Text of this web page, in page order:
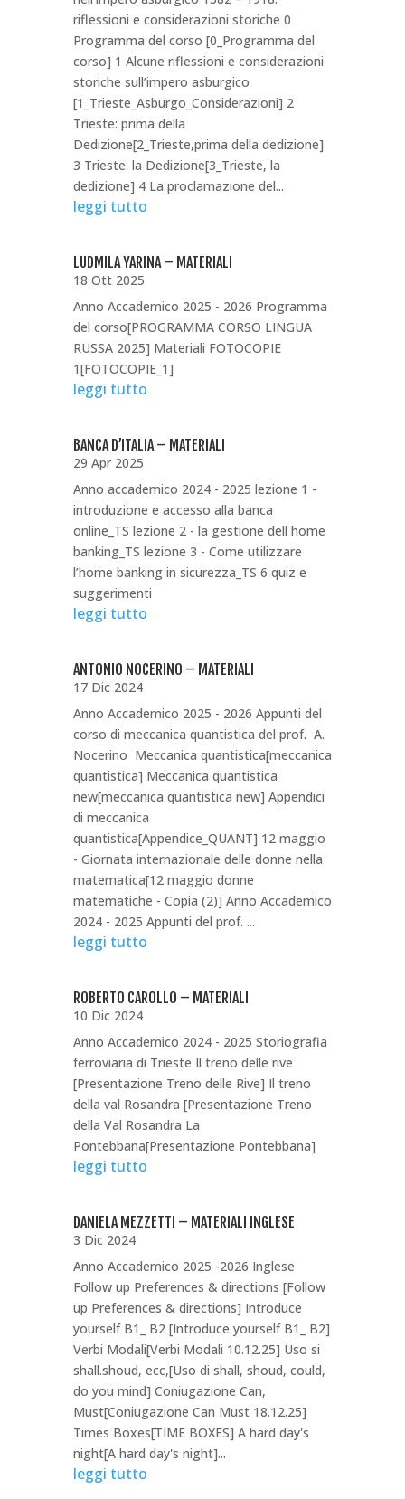
riflessioni e considerazioni storiche 0
Programma del corso [0_Programma del
corso] 1 Alcune riflessioni e considerazioni
storiche sull’impero asburgico
[1_Trieste_Asburgo_Considerazioni] 2
Trieste: prima della
Dedizione[2_Trieste,prima della dedizione]
3 Trieste: la Dedizione[3_Trieste, la
dedizione] 4 La proclamazione del...
leggi tutto
LUDMILA YARINA – MATERIALI
18 Ott 2025
Anno Accademico 2025 - 2026 Programma
del corso[PROGRAMMA CORSO LINGUA
RUSSA 2025] Materiali FOTOCOPIE
1[FOTOCOPIE_1]
leggi tutto
BANCA D’ITALIA – MATERIALI
29 Apr 2025
Anno accademico 2024 - 2025 lezione 1 -
introduzione e accesso alla banca
online_TS lezione 2 - la gestione dell home
banking_TS lezione 3 - Come utilizzare
l’home banking in sicurezza_TS 6 quiz e
suggerimenti
leggi tutto
ANTONIO NOCERINO – MATERIALI
17 Dic 2024
Anno Accademico 2025 - 2026 Appunti del
corso di meccanica quantistica del prof. A.
Nocerino Meccanica quantistica[meccanica
quantistica] Meccanica quantistica
new[meccanica quantistica new] Appendici
di meccanica
quantistica[Appendice_QUANT] 12 maggio
- Giornata internazionale delle donne nella
matematica[12 maggio donne
matematiche - Copia (2)] Anno Accademico
2024 - 2025 Appunti del prof. ...
leggi tutto
ROBERTO CAROLLO – MATERIALI
10 Dic 2024
Anno Accademico 2024 - 2025 Storiografia
ferroviaria di Trieste Il treno delle rive
[Presentazione Treno delle Rive] Il treno
della val Rosandra [Presentazione Treno
della Val Rosandra La
Pontebbana[Presentazione Pontebbana]
leggi tutto
DANIELA MEZZETTI – MATERIALI INGLESE
3 Dic 2024
Anno Accademico 2025 -2026 Inglese
Follow up Preferences & directions [Follow
up Preferences & directions] Introduce
yourself B1_ B2 [Introduce yourself B1_ B2]
Verbi Modali[Verbi Modali 10.12.25] Uso si
shall.shoud, ecc,[Uso di shall, shoud, could,
do you mind] Coniugazione Can,
Must[Coniugazione Can Must 18.12.25]
Times Boxes[TIME BOXES] A hard day's
night[A hard day's night]...
leggi tutto